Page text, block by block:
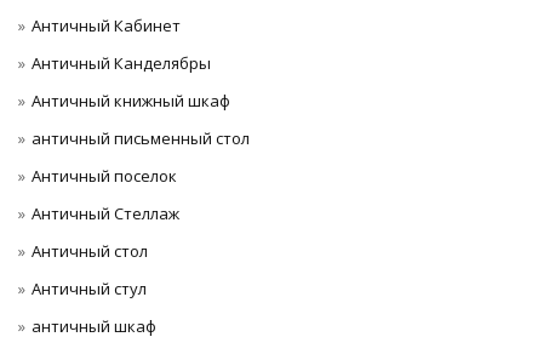
Античный Кабинет
Античный Канделябры
Античный книжный шкаф
античный письменный стол
Античный поселок
Античный Стеллаж
Античный стол
Античный стул
античный шкаф